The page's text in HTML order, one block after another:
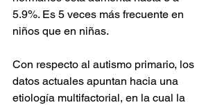
5.9%. Es 5 veces más frecuente en
niños que en niñas.
Con respecto al autismo primario, los
datos actuales apuntan hacia una
etiología multifactorial, en la cual la